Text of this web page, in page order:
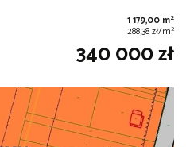
1 179,00 m2
288,38 zł/m2
340 000 zł